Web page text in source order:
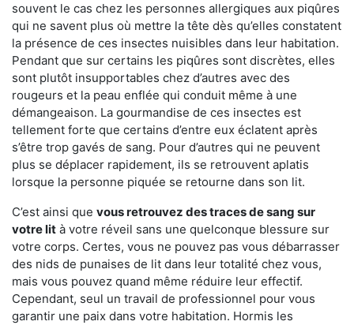
souvent le cas chez les personnes allergiques aux piqûres
qui ne savent plus où mettre la tête dès qu’elles constatent
la présence de ces insectes nuisibles dans leur habitation.
Pendant que sur certains les piqûres sont discrètes, elles
sont plutôt insupportables chez d’autres avec des
rougeurs et la peau enflée qui conduit même à une
démangeaison. La gourmandise de ces insectes est
tellement forte que certains d’entre eux éclatent après
s’être trop gavés de sang. Pour d’autres qui ne peuvent
plus se déplacer rapidement, ils se retrouvent aplatis
lorsque la personne piquée se retourne dans son lit.
C’est ainsi que vous retrouvez des traces de sang sur
votre lit à votre réveil sans une quelconque blessure sur
votre corps. Certes, vous ne pouvez pas vous débarrasser
des nids de punaises de lit dans leur totalité chez vous,
mais vous pouvez quand même réduire leur effectif.
Cependant, seul un travail de professionnel pour vous
garantir une paix dans votre habitation. Hormis les